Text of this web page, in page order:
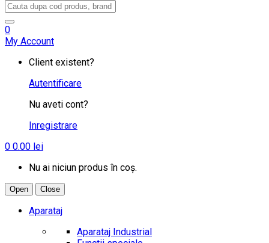
0
My Account
Client existent?
Autentificare
Nu aveti cont?
Inregistrare
0 0.00 lei
Nu ai niciun produs în coș.
Open Close
Aparataj
Aparataj Industrial